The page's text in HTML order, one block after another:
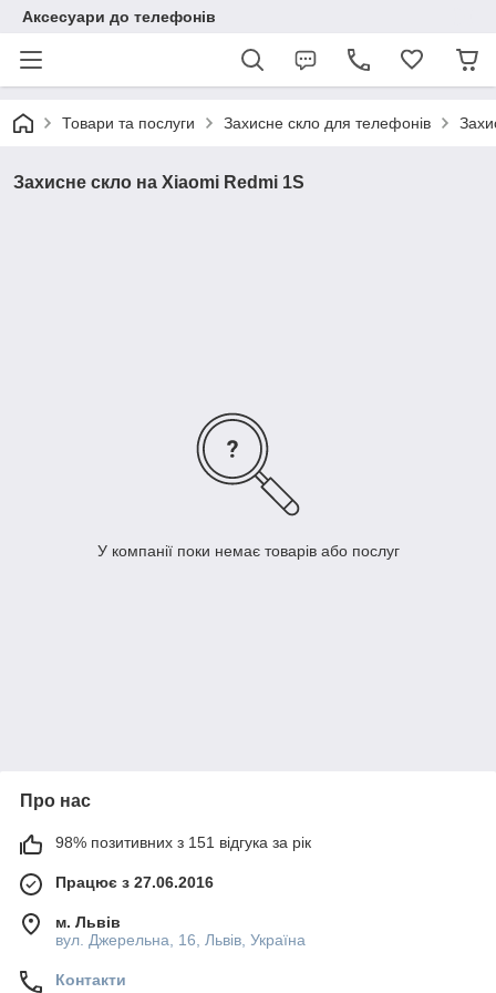
Аксесуари до телефонів
Товари та послуги Захисне скло для телефонів
Захисне скло на Xiaomi Redmi 1S
У компанії поки немає товарів або послуг
Про нас
98% позитивних з 151 відгука за рік
Працює з 27.06.2016
м. Львів
вул. Джерельна, 16, Львів, Україна
Контакти